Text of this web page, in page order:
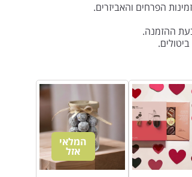
הפרחים והאביזרים.
ההזמנה.
המלאי
אזל